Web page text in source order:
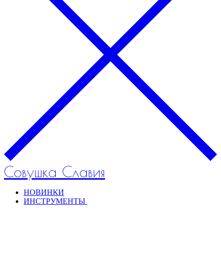
Совушка Славия
НОВИНКИ
ИНСТРУМЕНТЫ